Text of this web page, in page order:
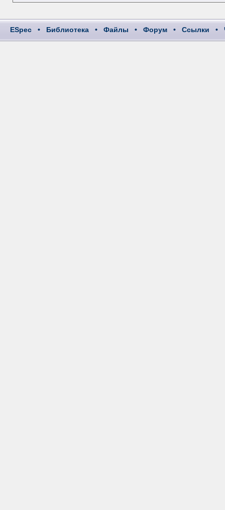
ESpec • Библиотека • Файлы • Форум • Ссылки •